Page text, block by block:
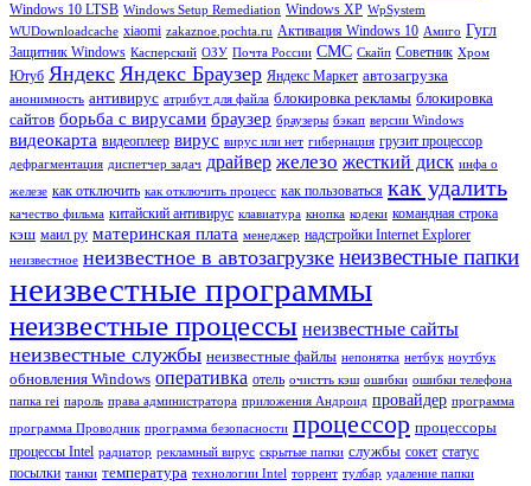
Windows 10 LTSB Windows Setup Remediation Windows XP WpSystem
WUDownloadcache xiaomi zakaznoe.pochta.ru Активация Windows 10 Амиго Гугл
Защитник Windows Касперский ОЗУ Почта России СМС Скайп Советник Хром
Ютуб Яндекс Яндекс Браузер Яндекс Маркет автозагрузка
анонимность антивирус атрибут для файла блокировка рекламы блокировка
сайтов борьба с вирусами браузер браузеры бэкап версии Windows
видеокарта видеоплеер вирус вирус или нет гибернация грузит процессор
дефрагментация диспетчер задач драйвер железо жесткий диск инфа о
железе как отключить как отключить процесс как пользоваться как удалить
качество фильма китайский антивирус клавиатура кнопка кодеки командная строка
кэш маил ру материнская плата менеджер надстройки Internet Explorer
неизвестное неизвестное в автозагрузке неизвестные папки
неизвестные программы
неизвестные процессы неизвестные сайты
неизвестные службы неизвестные файлы непонятка нетбук ноутбук
обновления Windows оперативка отель очистть кэш ошибки ошибки телефона
папка rei пароль права администратора приложения Андроид провайдер программа
программа Проводник программа безопасности процессор процессоры
процессы Intel радиатор рекламный вирус скрытые папки службы сокет статус
посылки танки температура технологии Intel торрент тулбар удаление папки